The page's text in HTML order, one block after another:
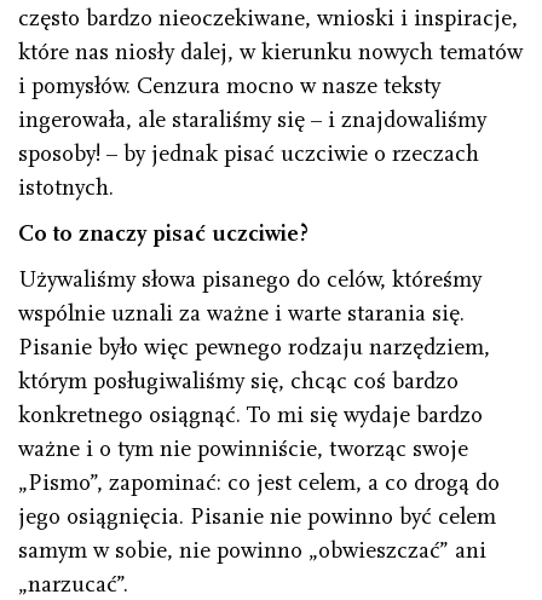
często bardzo nieoczekiwane, wnioski i inspiracje,
które nas niosły dalej, w kierunku nowych tematów
i pomysłów. Cenzura mocno w nasze teksty
ingerowała, ale staraliśmy się – i znajdowaliśmy
sposoby! – by jednak pisać uczciwie o rzeczach
istotnych.
Co to znaczy pisać uczciwie?
Używaliśmy słowa pisanego do celów, któreśmy
wspólnie uznali za ważne i warte starania się.
Pisanie było więc pewnego rodzaju narzędziem,
którym posługiwaliśmy się, chcąc coś bardzo
konkretnego osiągnąć. To mi się wydaje bardzo
ważne i o tym nie powinniście, tworząc swoje
„Pismo”, zapominać: co jest celem, a co drogą do
jego osiągnięcia. Pisanie nie powinno być celem
samym w sobie, nie powinno „obwieszczać” ani
„narzucać”.